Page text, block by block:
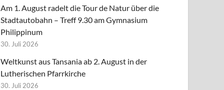
Am 1. August radelt die Tour de Natur über die
Stadtautobahn – Treff 9.30 am Gymnasium
Philippinum
30. Juli 2026
Weltkunst aus Tansania ab 2. August in der
Lutherischen Pfarrkirche
30. Juli 2026